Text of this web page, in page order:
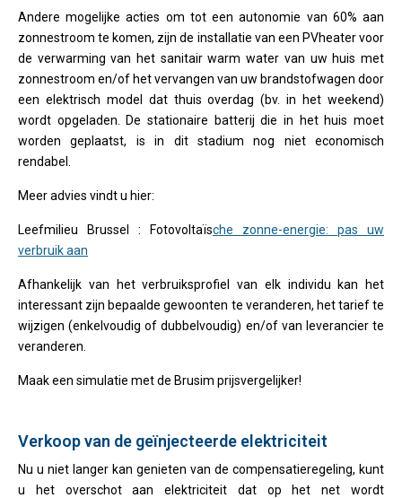
Andere mogelijke acties om tot een autonomie van 60% aan
zonnestroom te komen, zijn de installatie van een PVheater voor
de verwarming van het sanitair warm water van uw huis met
zonnestroom en/of het vervangen van uw brandstofwagen door
een elektrisch model dat thuis overdag (bv. in het weekend)
wordt opgeladen. De stationaire batterij die in het huis moet
worden geplaatst, is in dit stadium nog niet economisch
rendabel.
Meer advies vindt u hier:
Leefmilieu Brussel : Fotovoltaïsche zonne-energie: pas uw
verbruik aan
Afhankelijk van het verbruiksprofiel van elk individu kan het
interessant zijn bepaalde gewoonten te veranderen, het tarief te
wijzigen (enkelvoudig of dubbelvoudig) en/of van leverancier te
veranderen.
Maak een simulatie met de Brusim prijsvergelijker!
Verkoop van de geïnjecteerde elektriciteit
Nu u niet langer kan genieten van de compensatieregeling, kunt
u het overschot aan elektriciteit dat op het net wordt